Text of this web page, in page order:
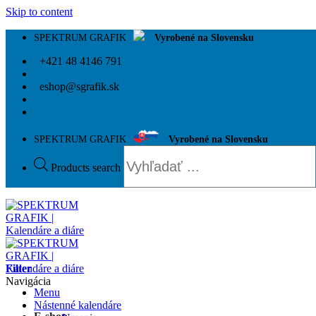
Skip to content
SPEKTRUM GRAFIK Vyrobené na Slovensku
+421 48 4146 791
eshop@sgrafik.sk
SPEKTRUM GRAFIK Vyrobené na Slovensku
Products search
Menu
Filter
Navigácia
Nástenné kalendáre